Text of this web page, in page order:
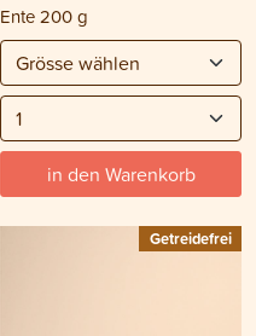
Ente 200 g
in den Warenkorb
Getreidefrei